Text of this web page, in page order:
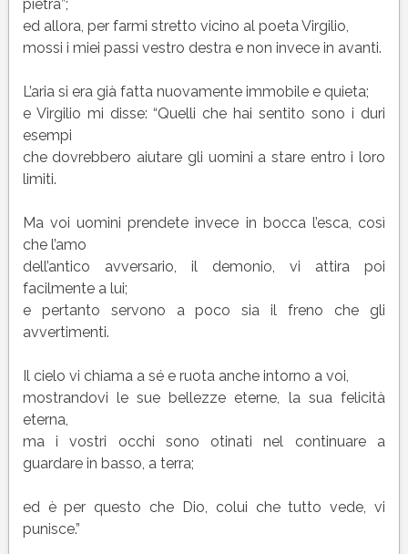
pietra”;
ed allora, per farmi stretto vicino al poeta Virgilio,
mossi i miei passi vestro destra e non invece in avanti.
L’aria si era già fatta nuovamente immobile e quieta;
e Virgilio mi disse: “Quelli che hai sentito sono i duri
esempi
che dovrebbero aiutare gli uomini a stare entro i loro
limiti.
Ma voi uomini prendete invece in bocca l’esca, così
che l’amo
dell’antico avversario, il demonio, vi attira poi
facilmente a lui;
e pertanto servono a poco sia il freno che gli
avvertimenti.
Il cielo vi chiama a sé e ruota anche intorno a voi,
mostrandovi le sue bellezze eterne, la sua felicità
eterna,
ma i vostri occhi sono otinati nel continuare a
guardare in basso, a terra;
ed è per questo che Dio, colui che tutto vede, vi
punisce.”